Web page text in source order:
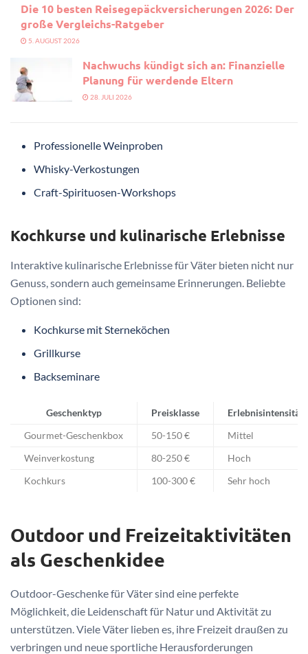
Die 10 besten Reisegepäckversicherungen 2026: Der
große Vergleichs-Ratgeber
5. AUGUST 2026
Nachwuchs kündigt sich an: Finanzielle
Planung für werdende Eltern
28. JULI 2026
Professionelle Weinproben
Whisky-Verkostungen
Craft-Spirituosen-Workshops
Kochkurse und kulinarische Erlebnisse
Interaktive kulinarische Erlebnisse für Väter bieten nicht nur
Genuss, sondern auch gemeinsame Erinnerungen. Beliebte
Optionen sind:
Kochkurse mit Sterneköchen
Grillkurse
Backseminare
Geschenktyp Preisklasse Erlebnisintensität
Gourmet-Geschenkbox 50-150 € Mittel
Weinverkostung 80-250 € Hoch
Kochkurs 100-300 € Sehr hoch
Outdoor und Freizeitaktivitäten
als Geschenkidee
Outdoor-Geschenke für Väter sind eine perfekte
Möglichkeit, die Leidenschaft für Natur und Aktivität zu
unterstützen. Viele Väter lieben es, ihre Freizeit draußen zu
verbringen und neue sportliche Herausforderungen